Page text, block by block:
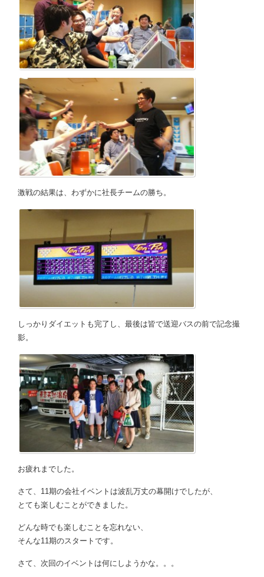
激戦の結果は、わずかに社長チームの勝ち。
しっかりダイエットも完了し、最後は皆で送迎バスの前で記念撮
影。
お疲れまでした。
さて、11期の会社イベントは波乱万丈の幕開けでしたが、
とても楽しむことができました。
どんな時でも楽しむことを忘れない、
そんな11期のスタートです。
さて、次回のイベントは何にしようかな。。。